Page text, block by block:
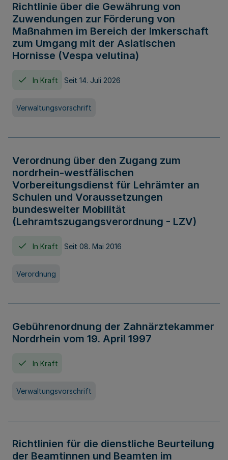
Richtlinie über die Gewährung von
Zuwendungen zur Förderung von
Maßnahmen im Bereich der Imkerschaft
zum Umgang mit der Asiatischen
Hornisse (Vespa velutina)
In Kraft Seit 14. Juli 2026
Verwaltungsvorschrift
Verordnung über den Zugang zum
nordrhein-westfälischen
Vorbereitungsdienst für Lehrämter an
Schulen und Voraussetzungen
bundesweiter Mobilität
(Lehramtszugangsverordnung - LZV)
In Kraft Seit 08. Mai 2016
Verordnung
Gebührenordnung der Zahnärztekammer
Nordrhein vom 19. April 1997
In Kraft
Verwaltungsvorschrift
Richtlinien für die dienstliche Beurteilung
der Beamtinnen und Beamten im